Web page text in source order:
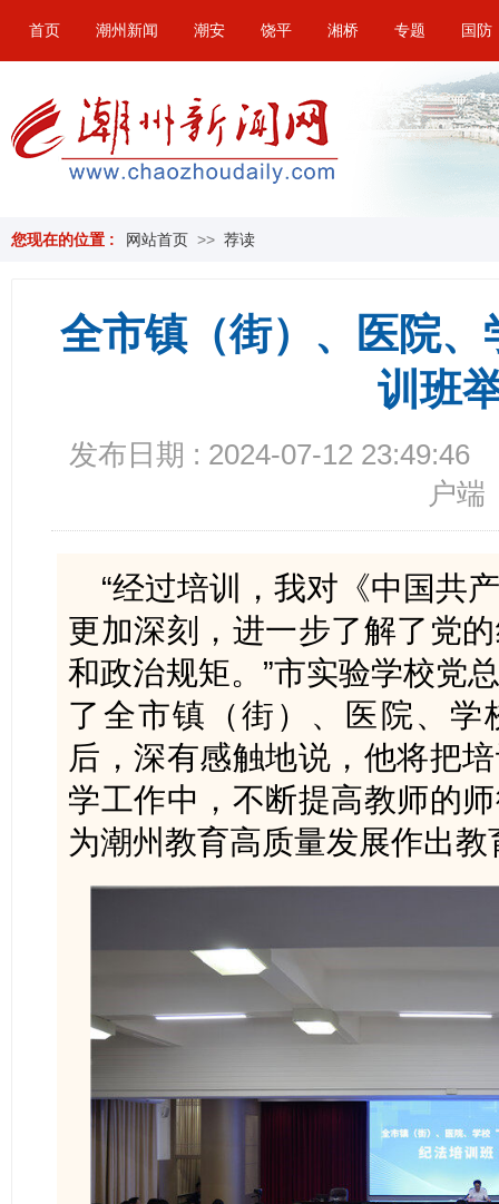
首页 潮州新闻 潮安 饶平 湘桥 专题 国防
您现在的位置 : 网站首页 >> 荐读
全市镇（街）、医院、
训班
发布日期 : 2024-07-12 23:49:46
户端
“经过培训，我对《中国共
更加深刻，进一步了解了党
和政治规矩。”市实验学校党
了全市镇（街）、医院、学
后，深有感触地说，他将把
学工作中，不断提高教师的
为潮州教育高质量发展作出